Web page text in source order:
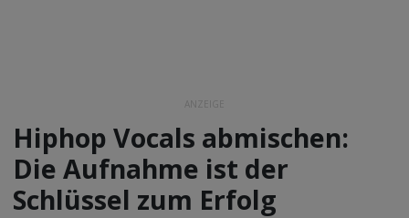
ANZEIGE
Hiphop Vocals abmischen:
Die Aufnahme ist der
Schlüssel zum Erfolg